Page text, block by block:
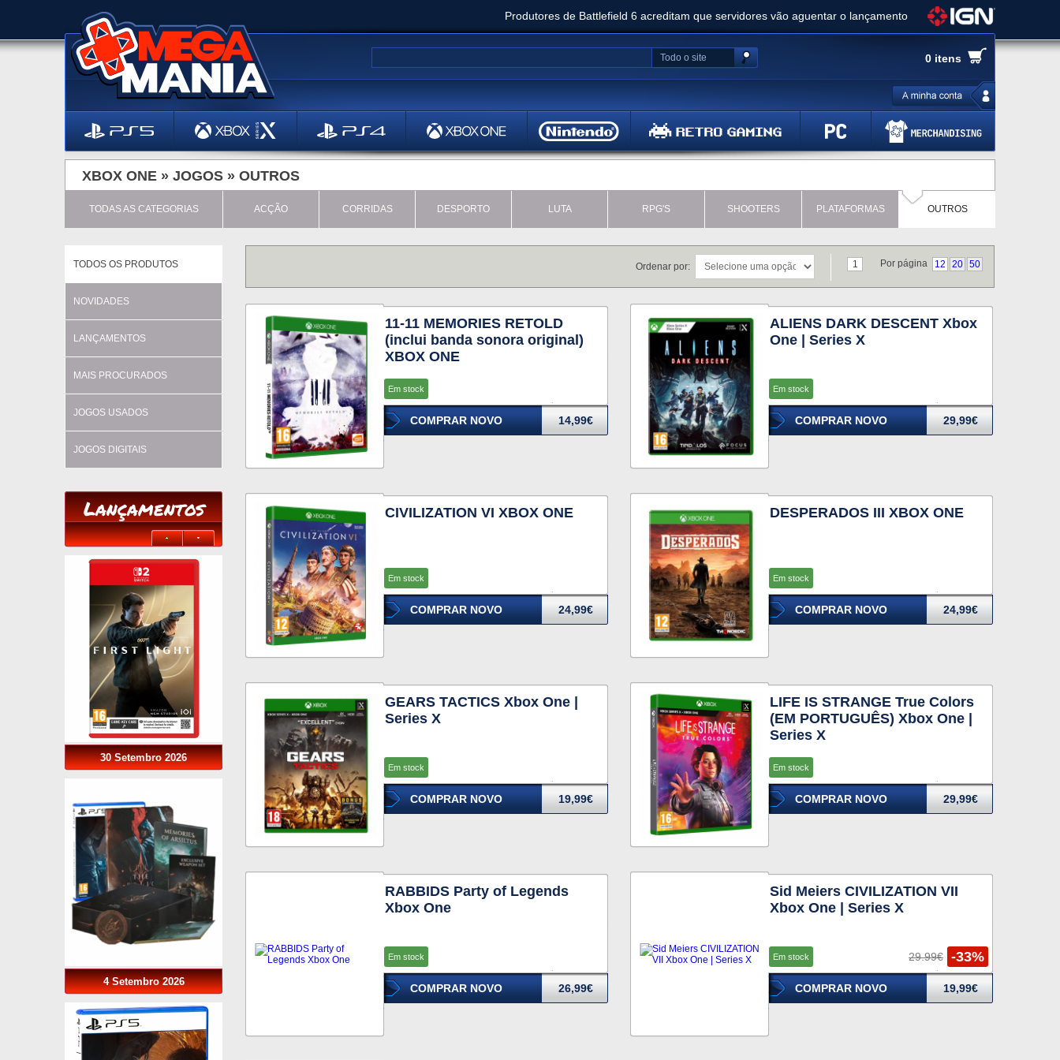
Produtores de Battlefield 6 acreditam que servidores vão aguentar o lançamento
Clair Obscur: Expedition 33 já vendeu 5 milhões de cópias e vai receber novo conteúdo
Ghost of Yotei - Análise
Metal Gear Solid Delta: Snake Eater - Análise
Bethesda anuncia livestream para o Fallout Day
0 itens
Todo o site
XBOX ONE » JOGOS » OUTROS
TODAS AS CATEGORIAS ACÇÃO CORRIDAS DESPORTO LUTA RPG'S SHOOTERS PLATAFORMAS OUTROS
TODOS OS PRODUTOS
NOVIDADES
LANÇAMENTOS
MAIS PROCURADOS
JOGOS USADOS
JOGOS DIGITAIS
Lançamentos
30 Setembro 2026
4 Setembro 2026
Por página 12 20 50
1
Ordenar por:
11-11 MEMORIES RETOLD
(inclui banda sonora original)
XBOX ONE
Em stock
COMPRAR NOVO 14,99€
ALIENS DARK DESCENT Xbox
One | Series X
Em stock
COMPRAR NOVO 29,99€
CIVILIZATION VI XBOX ONE
Em stock
COMPRAR NOVO 24,99€
DESPERADOS III XBOX ONE
Em stock
COMPRAR NOVO 24,99€
GEARS TACTICS Xbox One |
Series X
Em stock
COMPRAR NOVO 19,99€
LIFE IS STRANGE True Colors
(EM PORTUGUÊS) Xbox One |
Series X
Em stock
COMPRAR NOVO 29,99€
RABBIDS Party of Legends
Xbox One
Em stock
COMPRAR NOVO 26,99€
Sid Meiers CIVILIZATION VII
Xbox One | Series X
Em stock 29.99€ -33%
COMPRAR NOVO 19,99€